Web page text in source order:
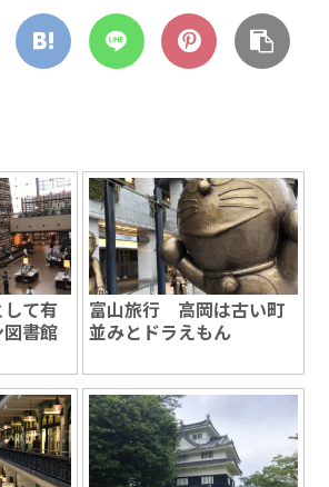
て有
書館
富山旅行 高岡は古い町
並みとドラえもん